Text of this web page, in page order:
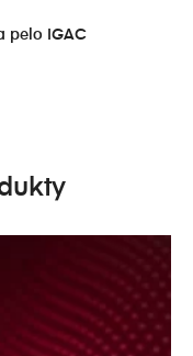
pelo IGAC